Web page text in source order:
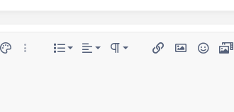
шрифта
Цвет текста
Дополнительные параметры...
СписокНумерованный список
Выравнивание
По левому краю
Формат абзаца
Обычный Ссылка Смайлы
код
текст